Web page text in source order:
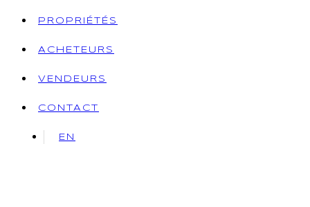
PROPRIÉTÉS
ACHETEURS
VENDEURS
CONTACT
EN